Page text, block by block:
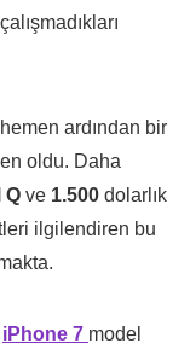
ardından bir
oldu. Daha
Q ve 1.500 dolarlık
ilgilendiren bu
iPhone 7 model